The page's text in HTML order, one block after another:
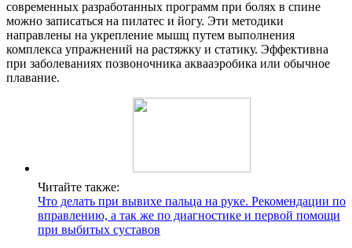
современных разработанных программ при болях в спине
можно записаться на пилатес и йогу. Эти методики
направлены на укрепление мышц путем выполнения
комплекса упражнений на растяжку и статику. Эффективна
при заболеваниях позвоночника аквааэробика или обычное
плавание.
Читайте также:
Что делать при вывихе пальца на руке. Рекомендации по
вправлению, а так же по диагностике и первой помощи
при выбитых суставов